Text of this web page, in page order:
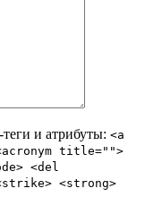
-теги и атрибуты: <a
title="">
<del
<strong>